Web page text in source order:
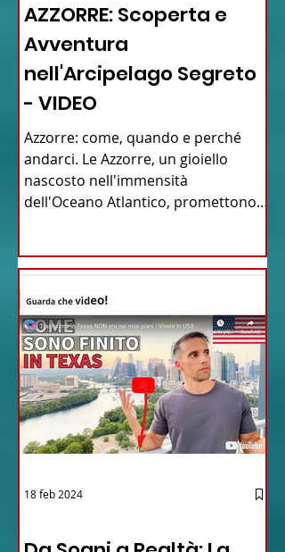
AZZORRE: Scoperta e
Avventura
nell'Arcipelago Segreto
- VIDEO
Azzorre: come, quando e perché
andarci. Le Azzorre, un gioiello
nascosto nell'immensità
dell'Oceano Atlantico, promettono
18 feb 2024